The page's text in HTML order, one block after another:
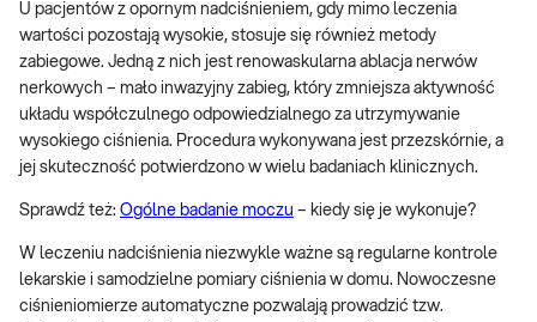
U pacjentów z opornym nadciśnieniem, gdy mimo leczenia
wartości pozostają wysokie, stosuje się również metody
zabiegowe. Jedną z nich jest renowaskularna ablacja nerwów
nerkowych – mało inwazyjny zabieg, który zmniejsza aktywność
układu współczulnego odpowiedzialnego za utrzymywanie
wysokiego ciśnienia. Procedura wykonywana jest przezskórnie, a
jej skuteczność potwierdzono w wielu badaniach klinicznych.
Sprawdź też: Ogólne badanie moczu – kiedy się je wykonuje?
W leczeniu nadciśnienia niezwykle ważne są regularne kontrole
lekarskie i samodzielne pomiary ciśnienia w domu. Nowoczesne
ciśnieniomierze automatyczne pozwalają prowadzić tzw.